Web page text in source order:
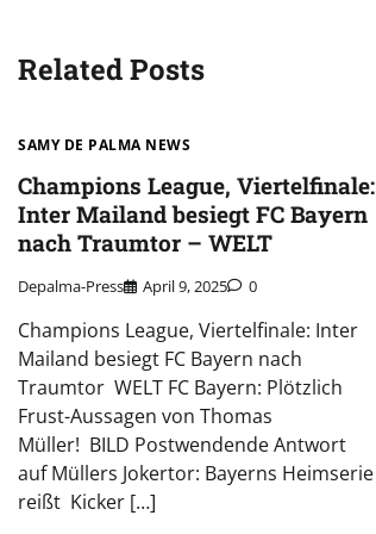
Related Posts
SAMY DE PALMA NEWS
Champions League, Viertelfinale:
Inter Mailand besiegt FC Bayern
nach Traumtor – WELT
Depalma-Press April 9, 2025 0
Champions League, Viertelfinale: Inter
Mailand besiegt FC Bayern nach
Traumtor WELT FC Bayern: Plötzlich
Frust-Aussagen von Thomas
Müller! BILD Postwendende Antwort
auf Müllers Jokertor: Bayerns Heimserie
reißt Kicker […]